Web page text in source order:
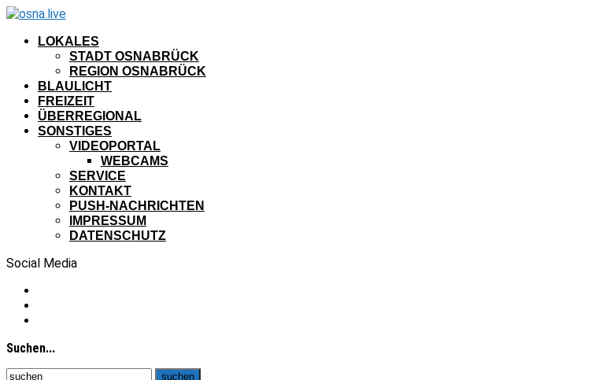
LOKALES
STADT OSNABRÜCK
REGION OSNABRÜCK
BLAULICHT
FREIZEIT
ÜBERREGIONAL
SONSTIGES
VIDEOPORTAL
WEBCAMS
SERVICE
KONTAKT
PUSH-NACHRICHTEN
IMPRESSUM
DATENSCHUTZ
Social Media
Suchen...